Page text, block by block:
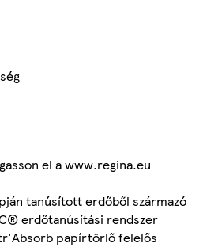
el a www.regina.eu
tanúsított erdőből származó
erdőtanúsítási rendszer
papírtörlő felelős